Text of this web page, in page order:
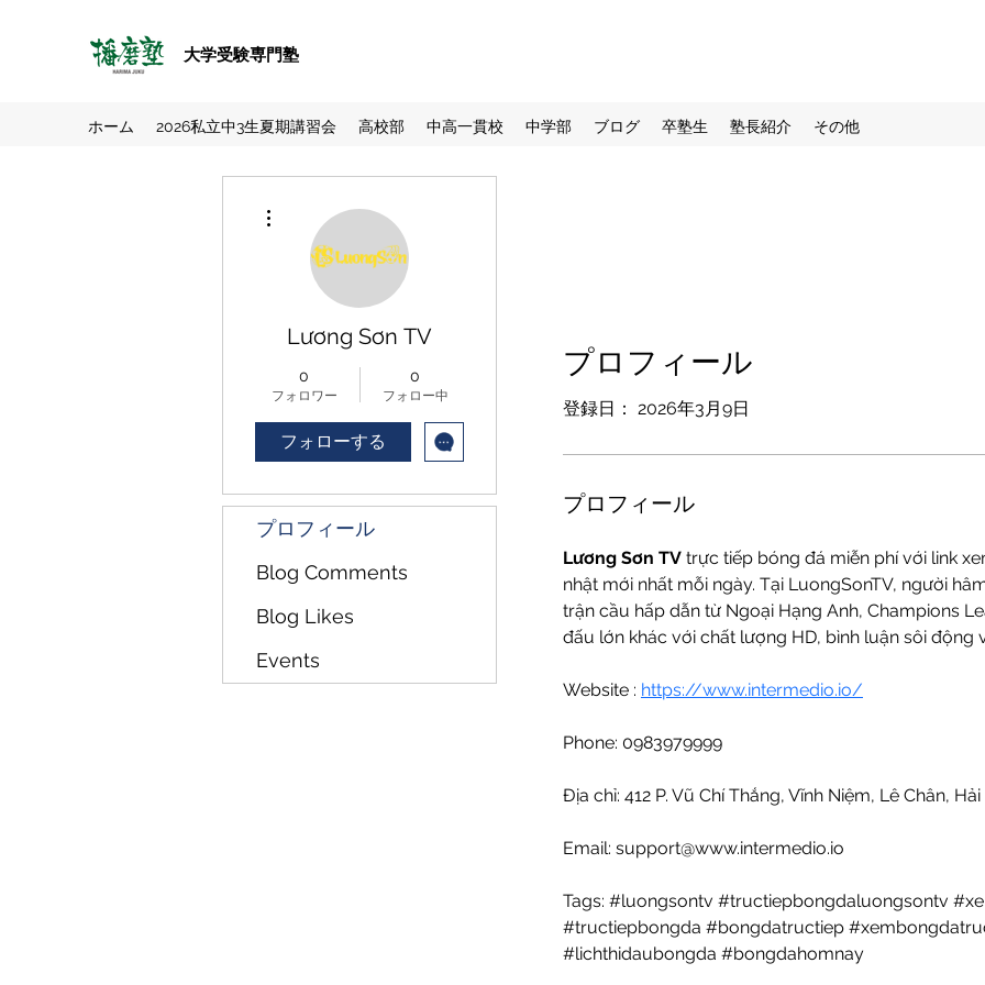
大学受験専門塾
ホーム 2026私立中3生夏期講習会 高校部 中高一貫校 中学部 ブログ 卒塾生 塾長紹介 その他
プロフィール
登録日： 2026年3月9日
プロフィール
Lương Sơn TV trực tiếp bóng đá miễn phí với link
nhật mới nhất mỗi ngày. Tại LuongSonTV, người
trận cầu hấp dẫn từ Ngoại Hạng Anh, Champions
đấu lớn khác với chất lượng HD, bình luận sôi động
Website : https://www.intermedio.io/
Phone: 0983979999
Địa chỉ: 412 P. Vũ Chí Thắng, Vĩnh Niệm, Lê Chân,
Email: support@www.intermedio.io
Tags: #luongsontv #tructiepbongdaluongsontv
#tructiepbongda #bongdatructiep
#lichthidaubongda #bongdahomnay
Lương Sơn TV
0
フォロワー
0
フォロー中
フォローする
プロフィール
Blog Comments
Blog Likes
Events